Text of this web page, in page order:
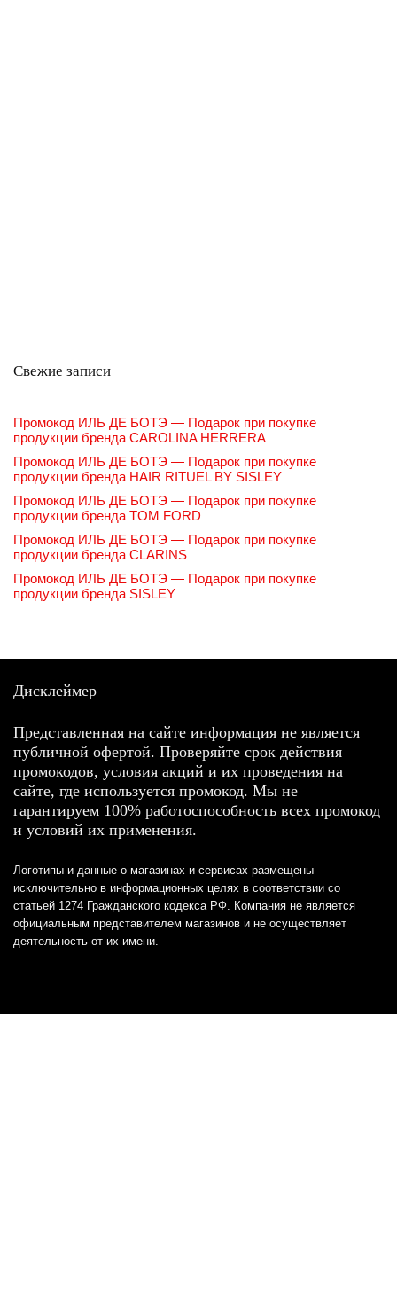
Свежие записи
Промокод ИЛЬ ДЕ БОТЭ — Подарок при покупке
продукции бренда CAROLINA HERRERA
Промокод ИЛЬ ДЕ БОТЭ — Подарок при покупке
продукции бренда HAIR RITUEL BY SISLEY
Промокод ИЛЬ ДЕ БОТЭ — Подарок при покупке
продукции бренда TOM FORD
Промокод ИЛЬ ДЕ БОТЭ — Подарок при покупке
продукции бренда CLARINS
Промокод ИЛЬ ДЕ БОТЭ — Подарок при покупке
продукции бренда SISLEY
Дисклеймер
Представленная на сайте информация не является
публичной офертой. Проверяйте срок действия
промокодов, условия акций и их проведения на
сайте, где используется промокод. Мы не
гарантируем 100% работоспособность всех промокод
и условий их применения.
Логотипы и данные о магазинах и сервисах размещены
исключительно в информационных целях в соответствии со
статьей 1274 Гражданского кодекса РФ. Компания не является
официальным представителем магазинов и не осуществляет
деятельность от их имени.